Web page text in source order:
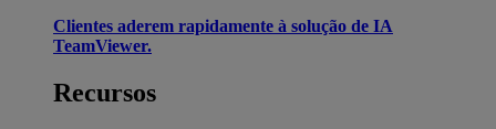
Clientes aderem rapidamente à solução de IA
TeamViewer.
Recursos